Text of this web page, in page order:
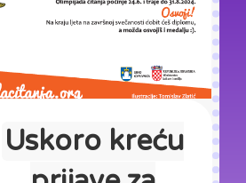
Uskoro kreću